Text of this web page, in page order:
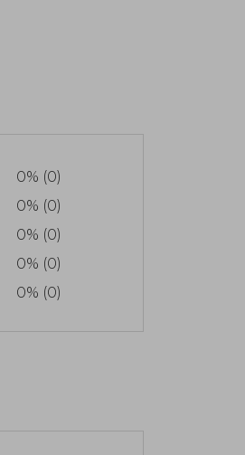
0% (0)
0% (0)
0% (0)
0% (0)
0% (0)